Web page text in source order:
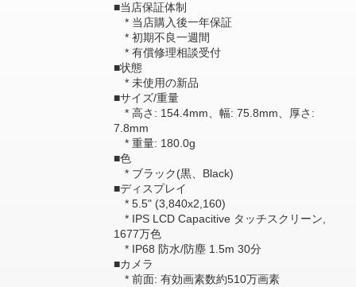
■当店保証体制
* 当店購入後一年保証
* 初期不良一週間
* 有償修理相談受付
■状態
* 未使用の新品
■サイズ/重量
* 高さ: 154.4mm、幅: 75.8mm、厚さ:
7.8mm
* 重量: 180.0g
■色
* ブラック(黒、Black)
■ディスプレイ
* 5.5" (3,840x2,160)
* IPS LCD Capacitive タッチスクリーン,
1677万色
* IP68 防水/防塵 1.5m 30分
■カメラ
* 前面: 有効画素数約510万画素